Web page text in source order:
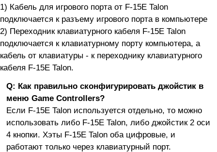
1) Кабель для игрового порта от F-15E Talon
подключается к разъему игрового порта в компьютере
2) Переходник клавиатурного кабеля F-15E Talon
подключается к клавиатурному порту компьютера, а
кабель от клавиатуры - к переходнику клавиатурного
кабеля F-15E Talon.
Q: Как правильно сконфигурировать джойстик в
меню Game Controllers?
Если F-15E Talon используется отдельно, то можно
использовать либо F-15E Talon, либо джойстик 2 оси
4 кнопки. Хэты F-15E Talon оба цифровые, и
работают только через клавиатурный порт.